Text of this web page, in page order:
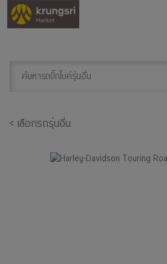
< เลือกรถรุ่นอื่น